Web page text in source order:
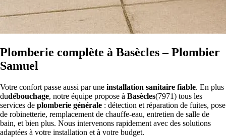
Plomberie complète à Basècles – Plombier
Samuel
Votre confort passe aussi par une installation sanitaire fiable. En plus
dudébouchage, notre équipe propose à Basècles(7971) tous les
services de plomberie générale : détection et réparation de fuites, pose
de robinetterie, remplacement de chauffe-eau, entretien de salle de
bain, et bien plus. Nous intervenons rapidement avec des solutions
adaptées à votre installation et à votre budget.